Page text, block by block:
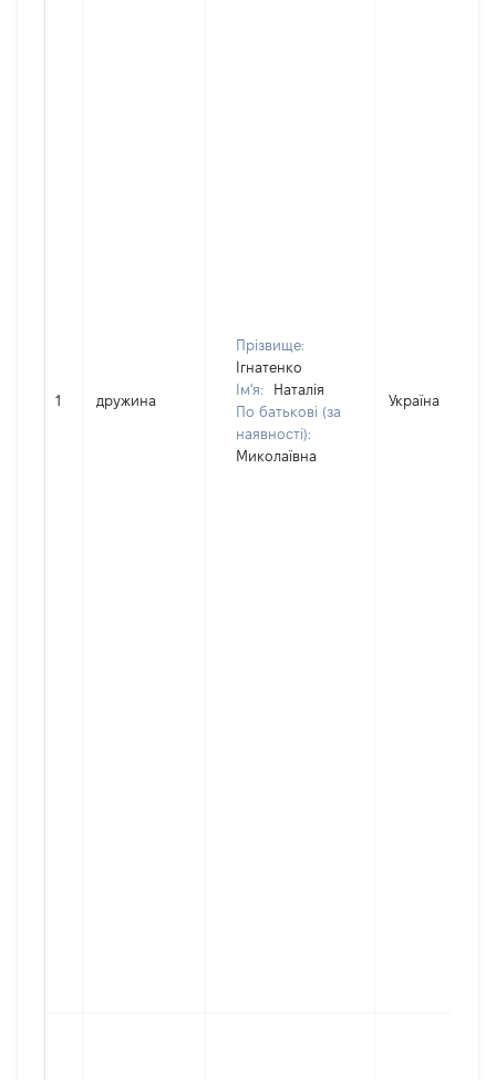
1 дружина
Прізвище:
Ігнатенко
Ім'я:
Наталія
По батькові (за
наявності):
Миколаївна
Україна